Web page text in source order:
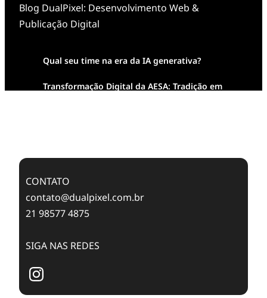
Blog DualPixel: Desenvolvimento Web &
Publicação Digital
Qual seu time na era da IA generativa?
Transformação Digital da AESA: Tradição em
CONTATO
contato@dualpixel.com.br
21 98577 4875
SIGA NAS REDES